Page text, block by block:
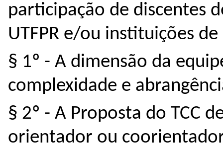
participação de discentes
UTFPR e/ou instituições
§ 1º - A dimensão da
complexidade e
§ 2º - A Proposta do TCC
orientador ou